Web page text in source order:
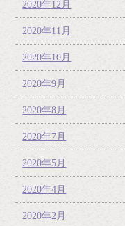
2020年12月
2020年11月
2020年10月
2020年9月
2020年8月
2020年7月
2020年5月
2020年4月
2020年2月